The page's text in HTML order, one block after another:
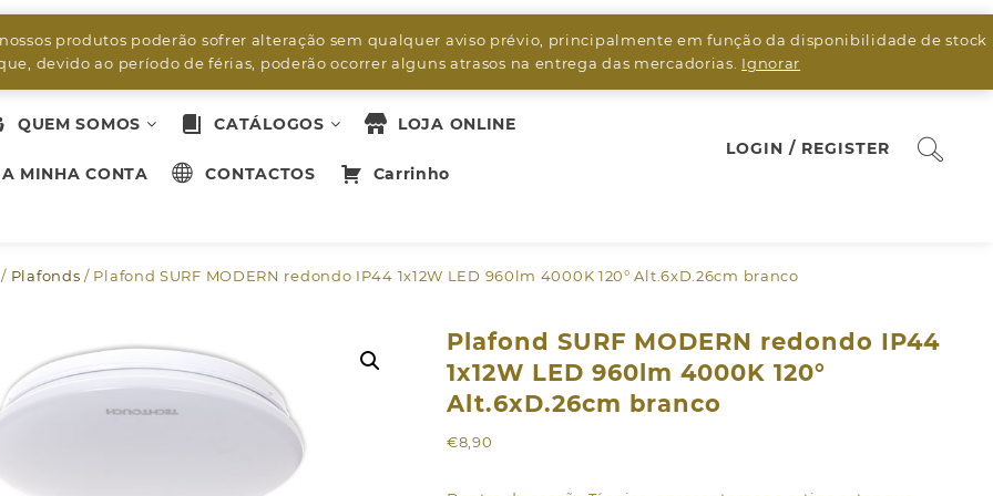
produtos poderão sofrer alteração sem qualquer aviso prévio, principalmente em função da disponibilidade de stock
devido ao período de férias, poderão ocorrer alguns atrasos na entrega das mercadorias. Ignorar
QUEM SOMOS CATÁLOGOS LOJA ONLINE
A MINHA CONTA CONTACTOS Carrinho
LOGIN / REGISTER
/ Plafonds / Plafond SURF MODERN redondo IP44 1x12W LED 960lm 4000K 120° Alt.6xD.26cm branco
Plafond SURF MODERN redondo IP44
1x12W LED 960lm 4000K 120°
Alt.6xD.26cm branco
€8,90